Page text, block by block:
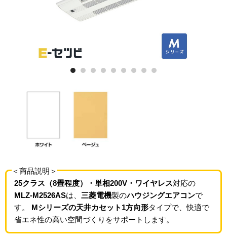
＜商品説明＞
25クラス（8畳程度）・単相200V・ワイヤレス対応の
MLZ-M2526ASは、 三菱電機製のハウジングエアコンで
す。 Mシリーズの天井カセット1方向形タイプで、快適で
省エネ性の高い空間づくりをサポートします。